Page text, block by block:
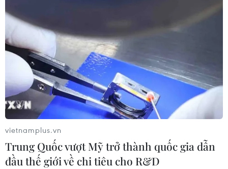
vietnamplus.vn
Trung Quốc vượt Mỹ trở thành quốc gia dẫn
đầu thế giới về chi tiêu cho R&D